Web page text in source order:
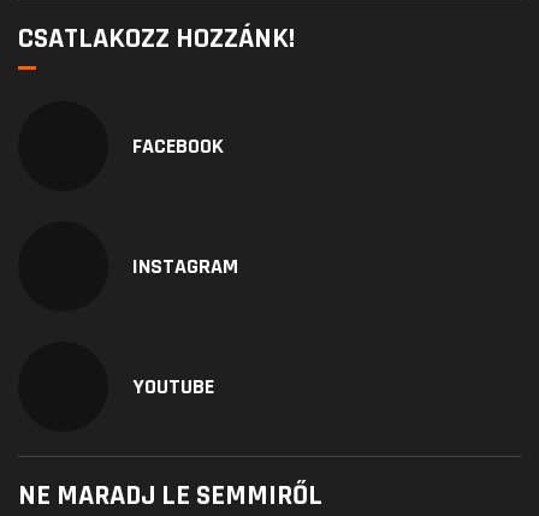
CSATLAKOZZ HOZZÁNK!
FACEBOOK
INSTAGRAM
YOUTUBE
NE MARADJ LE SEMMIRŐL